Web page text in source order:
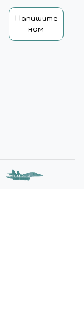
Напишите
нам